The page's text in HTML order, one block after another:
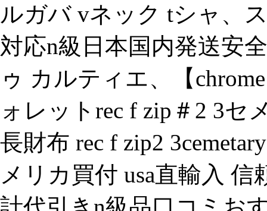
ルガバ vネック tシャ、
対応n級日本国内発送安
ゥ カルティエ、【
ォレットrec f zip＃2 3
長財布 rec f zip2
メリカ買付 usa直輸入 信